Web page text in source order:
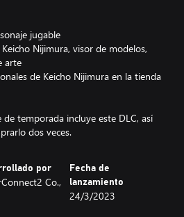
jugable
Nijimura, visor de modelos,
arte
de Keicho Nijimura en la tienda
temporada incluye este DLC, así
dos veces.
por
Co.,
Fecha de
lanzamiento
24/3/2023